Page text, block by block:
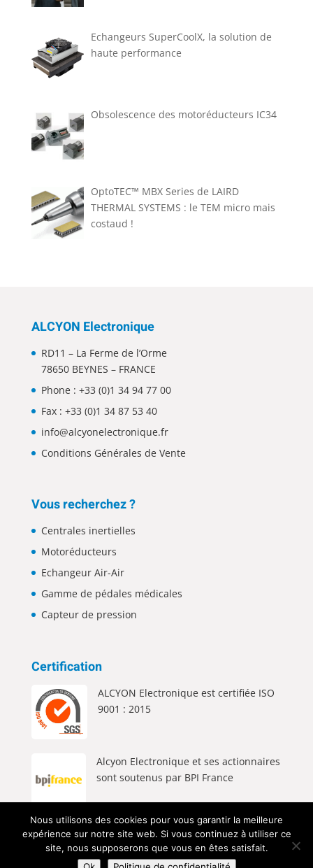
Echangeurs SuperCoolX, la solution de
haute performance
Obsolescence des motoréducteurs IC34
OptoTEC™ MBX Series de LAIRD
THERMAL SYSTEMS : le TEM micro mais
costaud !
ALCYON Electronique
RD11 – La Ferme de l’Orme
78650 BEYNES – FRANCE
Phone : +33 (0)1 34 94 77 00
Fax : +33 (0)1 34 87 53 40
info@alcyonelectronique.fr
Conditions Générales de Vente
Vous recherchez ?
Centrales inertielles
Motoréducteurs
Echangeur Air-Air
Gamme de pédales médicales
Capteur de pression
Certification
ALCYON Electronique est certifiée ISO
9001 : 2015
Alcyon Electronique et ses actionnaires
sont soutenus par BPI France
Nous utilisons des cookies pour vous garantir la meilleure
expérience sur notre site web. Si vous continuez à utiliser ce
site, nous supposerons que vous en êtes satisfait.